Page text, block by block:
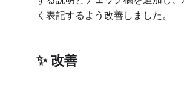
く表記するよう改善しました。
改善